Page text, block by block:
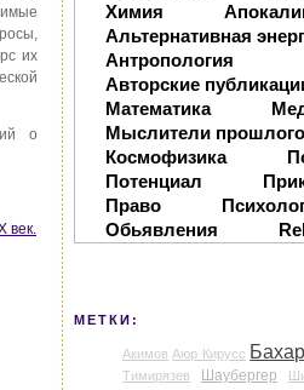
их
о
век.
Химия
Альтернативная
Антропология
Авторские
Математика
Мыслители прошлого
Космофизика
Потенциал
Право
Обьявления
МЕТКИ:
Акимов Аюр Кирусс
Тимирязев
Шаубергер